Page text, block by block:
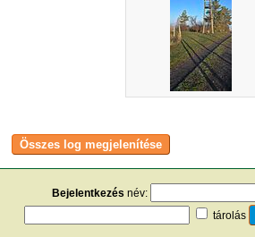
Bejelentkezés név:
tárolás